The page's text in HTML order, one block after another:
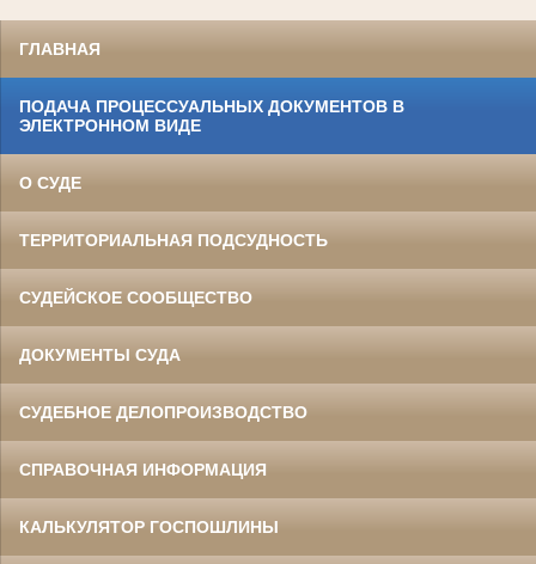
ГЛАВНАЯ
ПОДАЧА ПРОЦЕССУАЛЬНЫХ ДОКУМЕНТОВ В
ЭЛЕКТРОННОМ ВИДЕ
О СУДЕ
ТЕРРИТОРИАЛЬНАЯ ПОДСУДНОСТЬ
СУДЕЙСКОЕ СООБЩЕСТВО
ДОКУМЕНТЫ СУДА
СУДЕБНОЕ ДЕЛОПРОИЗВОДСТВО
СПРАВОЧНАЯ ИНФОРМАЦИЯ
КАЛЬКУЛЯТОР ГОСПОШЛИНЫ